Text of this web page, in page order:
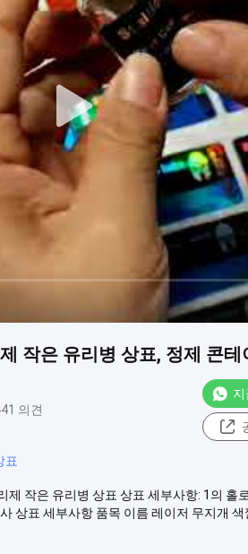
작은 유리병 상표, 정제 콘
의견
표
작은 유리병 상표 상표 세부사항: 1의
상표 세부사항 품목 이름 레이저 무지개